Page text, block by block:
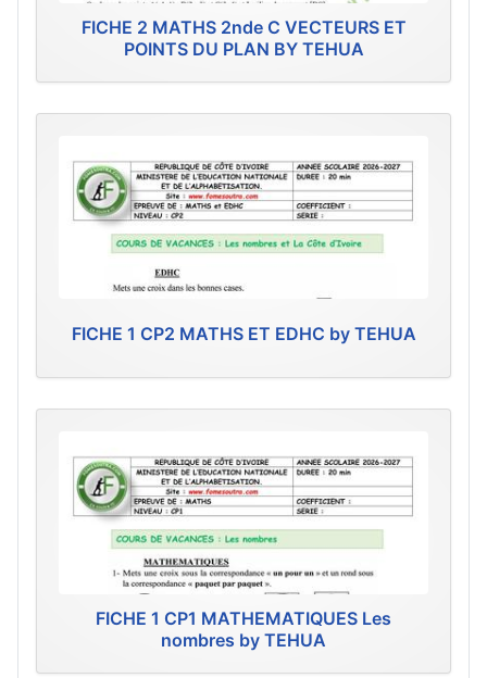
FICHE 2 MATHS 2nde C VECTEURS ET
POINTS DU PLAN BY TEHUA
FICHE 1 CP2 MATHS ET EDHC by TEHUA
FICHE 1 CP1 MATHEMATIQUES Les
nombres by TEHUA